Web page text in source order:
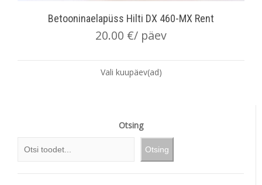
Betooninaelapüss Hilti DX 460-MX Rent
20.00 €/ päev
Vali kuupäev(ad)
Otsing
Otsing